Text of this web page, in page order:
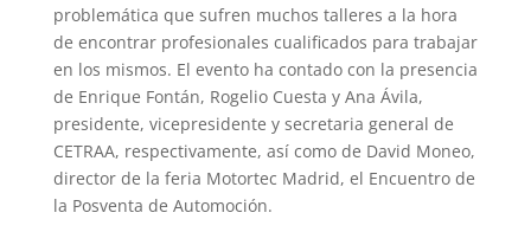
problemática que sufren muchos talleres a la hora
de encontrar profesionales cualificados para trabajar
en los mismos. El evento ha contado con la presencia
de Enrique Fontán, Rogelio Cuesta y Ana Ávila,
presidente, vicepresidente y secretaria general de
CETRAA, respectivamente, así como de David Moneo,
director de la feria Motortec Madrid, el Encuentro de
la Posventa de Automoción.